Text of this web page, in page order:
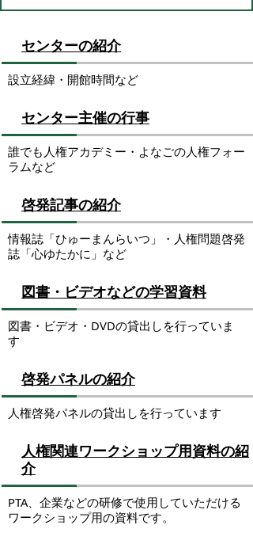
センターの紹介
設立経緯・開館時間など
センター主催の行事
誰でも人権アカデミー・よなごの人権フォー
ラムなど
啓発記事の紹介
情報誌「ひゅーまんらいつ」・人権問題啓発
誌「心ゆたかに」など
図書・ビデオなどの学習資料
図書・ビデオ・DVDの貸出しを行っていま
す
啓発パネルの紹介
人権啓発パネルの貸出しを行っています
人権関連ワークショップ用資料の紹
介
PTA、企業などの研修で使用していただける
ワークショップ用の資料です。